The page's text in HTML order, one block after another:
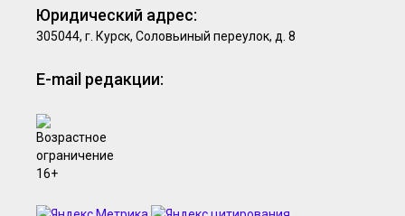
Юридический адрес:
305044, г. Курск, Соловьиный переулок, д. 8
E-mail редакции: